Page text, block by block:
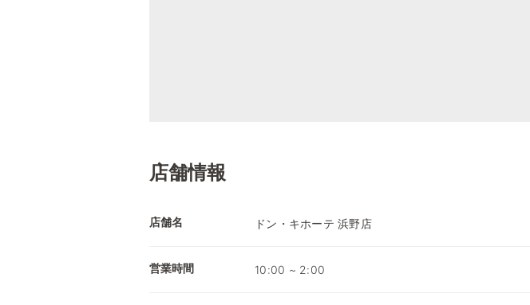
店舗情報
店舗名 ドン・キホーテ 浜野店
営業時間 10:00 ~ 2:00